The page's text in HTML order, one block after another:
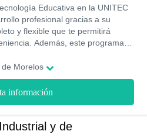
Educativa en la UNITEC
profesional gracias a su
y flexible que te permitirá
Además, este programa
de Morelos
información
y de